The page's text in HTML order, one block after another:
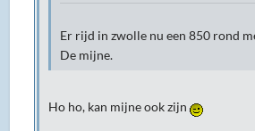
Er rijd in zwolle nu een 850 rond
De mijne.
Ho ho, kan mijne ook zijn